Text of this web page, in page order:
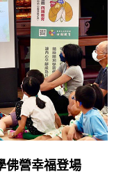
佛營幸福登場